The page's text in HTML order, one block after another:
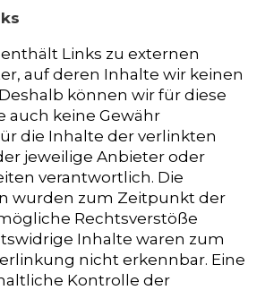
Links zu externen
auf deren Inhalte wir keinen
können wir für diese
auch keine Gewähr
die Inhalte der verlinkten
jeweilige Anbieter oder
verantwortlich. Die
wurden zum Zeitpunkt der
Rechtsverstöße
Inhalte waren zum
nicht erkennbar. Eine
Kontrolle der